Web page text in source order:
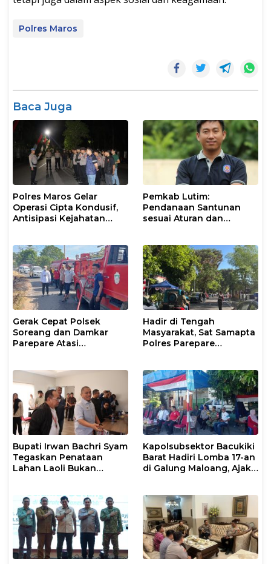
Polres Maros
Baca Juga
Polres Maros Gelar
Operasi Cipta Kondusif,
Antisipasi Kejahatan
Pemkab Lutim:
Pendanaan Santunan
sesuai Aturan dan
Gerak Cepat Polsek
Soreang dan Damkar
Parepare Atasi
Hadir di Tengah
Masyarakat, Sat Samapta
Polres Parepare
Bupati Irwan Bachri Syam
Tegaskan Penataan
Lahan Laoli Bukan
Kapolsubsektor Bacukiki
Barat Hadiri Lomba 17-an
di Galung Maloang, Ajak